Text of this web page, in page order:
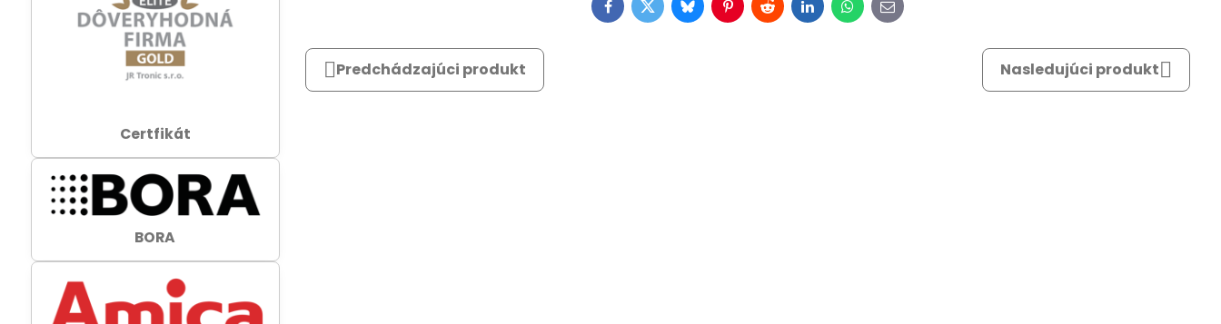
Facebook
TwitterBlueskyPinterest
RedditLinkedInWhatsApp
E-
mail
Predchádzajúci produkt Nasledujúci produkt
Certfikát
BORA